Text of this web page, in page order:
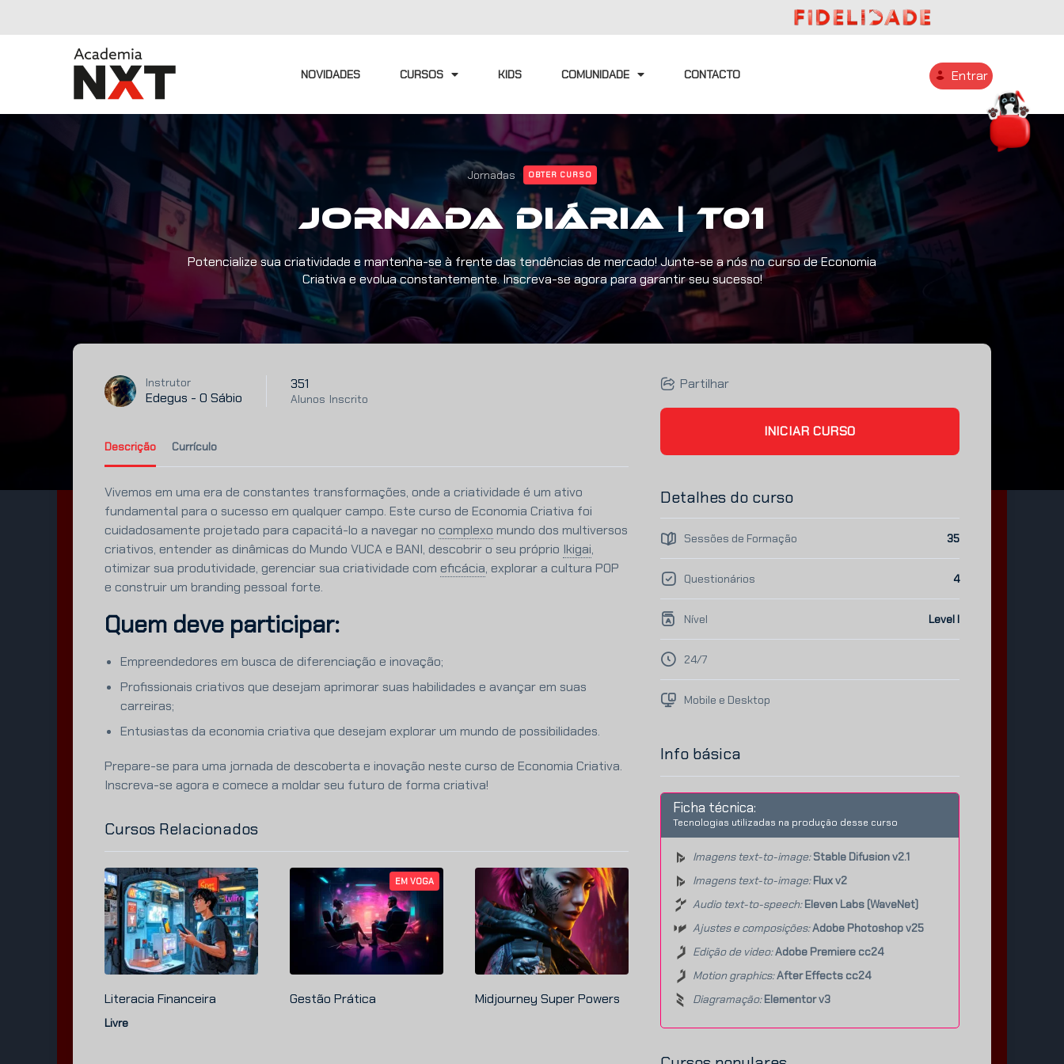
NOVIDADES CURSOS KIDS COMUNIDADE CONTACTO Entrar
Jornadas OBTER CURSO
Jornada Diária | T01
Potencialize sua criatividade e mantenha-se à frente das tendências de mercado! Junte-se a nós no curso de Economia
Criativa e evolua constantemente. Inscreva-se agora para garantir seu sucesso!
Instrutor
Edegus - O Sábio
351
Alunos Inscrito
Descrição Currículo
Vivemos em uma era de constantes transformações, onde a criatividade é um ativo
fundamental para o sucesso em qualquer campo. Este curso de Economia Criativa foi
cuidadosamente projetado para capacitá-lo a navegar no complexo mundo dos multiversos
criativos, entender as dinâmicas do Mundo VUCA e BANI, descobrir o seu próprio Ikigai,
otimizar sua produtividade, gerenciar sua criatividade com eficácia, explorar a cultura POP
e construir um branding pessoal forte.
Quem deve participar:
Empreendedores em busca de diferenciação e inovação;
Profissionais criativos que desejam aprimorar suas habilidades e avançar em suas
carreiras;
Entusiastas da economia criativa que desejam explorar um mundo de possibilidades.
Prepare-se para uma jornada de descoberta e inovação neste curso de Economia Criativa.
Inscreva-se agora e comece a moldar seu futuro de forma criativa!
Cursos Relacionados
Literacia Financeira
Livre
EM VOGA
Gestão Prática Midjourney Super Powers
Partilhar
INICIAR CURSO
Detalhes do curso
Sessões de Formação 35
Questionários 4
Nível Level I
24/7
Mobile e Desktop
Info básica
Ficha técnica:
Tecnologias utilizadas na produção desse curso
Imagens text-to-image: Stable Difusion v2.1
Imagens text-to-image: Flux v2
Audio text-to-speech: Eleven Labs (WaveNet)
Ajustes e composições:Adobe Photoshop v25
Edição de video:Adobe Premiere cc24
Motion graphics:After Effects cc24
Diagramação: Elementor v3